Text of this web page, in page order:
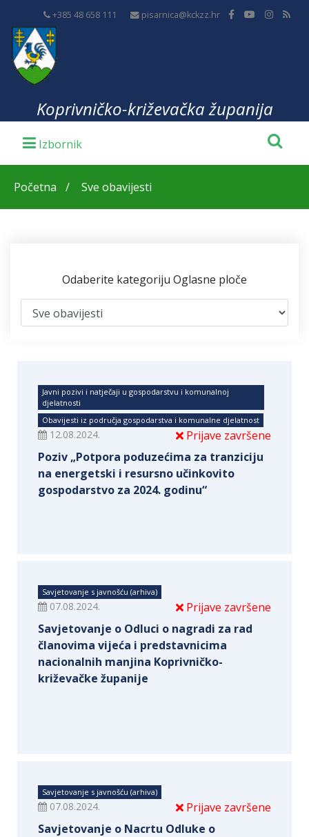
+385 48 658 111 pisarnica@kckzz.hr
Koprivničko-križevačka županija
Početna Sve obavijesti
Odaberite kategoriju Oglasne ploče
Javni pozivi i natječaji u gospodarstvu i komunalnoj
djelatnosti
Obavijesti iz područja gospodarstva i komunalne djelatnost
Prijave završene
12.08.2024.
Poziv „Potpora poduzećima za tranziciju
na energetski i resursno učinkovito
gospodarstvo za 2024. godinu“
Savjetovanje s javnošću (arhiva)
Prijave završene
07.08.2024.
Savjetovanje o Odluci o nagradi za rad
članovima vijeća i predstavnicima
nacionalnih manjina Koprivničko-
križevačke županije
Savjetovanje s javnošću (arhiva)
Prijave završene
07.08.2024.
Savjetovanje o Nacrtu Odluke o